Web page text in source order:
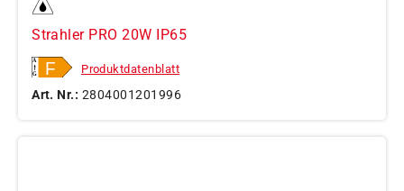
Strahler PRO 20W IP65
Produktdatenblatt
Art. Nr.: 2804001201996